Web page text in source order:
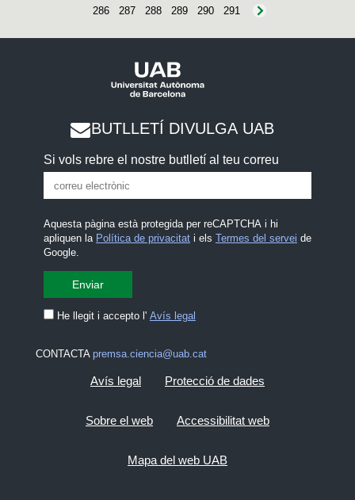
286
287 288 289 290 291
BUTLLETÍ DIVULGA UAB
Si vols rebre el nostre butlletí al teu correu
Aquesta pàgina està protegida per reCAPTCHA i hi
apliquen la Política de privacitati els Termes del servei de
Google.
He llegit i accepto l' Avís legal
CONTACTA premsa.ciencia@uab.cat
Avís legal Protecció de dades
Sobre el web Accessibilitat web
Mapa del web UAB